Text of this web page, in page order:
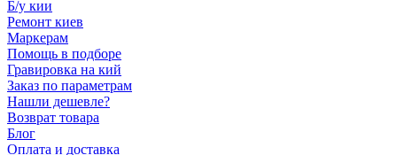
Б/у кии
Ремонт киев
Маркерам
Помощь в подборе
Гравировка на кий
Заказ по параметрам
Нашли дешевле?
Возврат товара
Блог
Оплата и доставка